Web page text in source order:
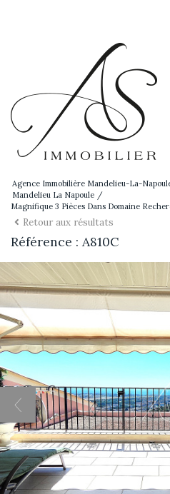
Agence Immobilière Mandelieu-La-
Mandelieu La Napoule
Magnifique 3 Pièces Dans Domaine
Retour aux résultats
Référence : A810C